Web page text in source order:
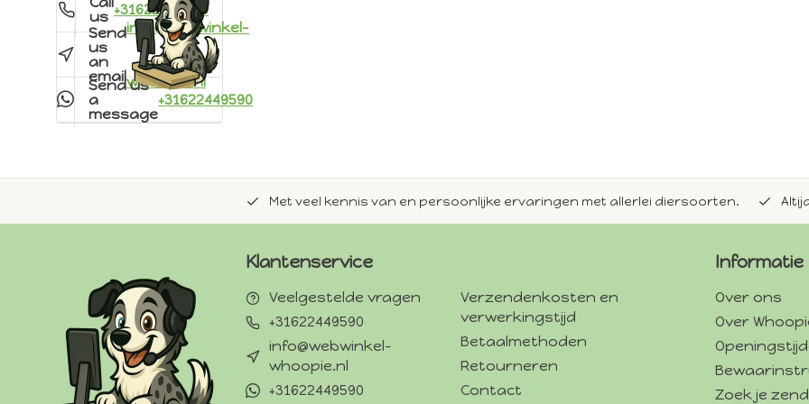
us +31622449590
Send
us
an
email
info@webwinkel-
whoopie.nl
Send us
a
message
+31622449590
Met veel kennis van en persoonlijke ervaringen met allerlei diersoorten.
Klantenservice
Veelgestelde vragen
+31622449590
info@webwinkel-
whoopie.nl
+31622449590
Verzendenkosten en
verwerkingstijd
Betaalmethoden
Retourneren
Contact
Informatie
Over ons
Over
Zoek je